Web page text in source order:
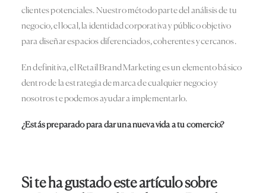
clientes potenciales. Nuestro método parte del análisis de tu
negocio, el local, la identidad corporativa y público objetivo
para diseñar espacios diferenciados, coherentes y cercanos.
En definitiva, el Retail Brand Marketing es un elemento básico
dentro de la estrategia de marca de cualquier negocio y
nosotros te podemos ayudar a implementarlo.
¿Estás preparado para dar una nueva vida a tu comercio?
Si te ha gustado este artículo sobre